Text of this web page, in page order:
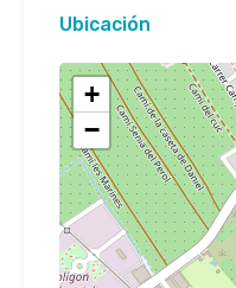
Ubicación
+
−